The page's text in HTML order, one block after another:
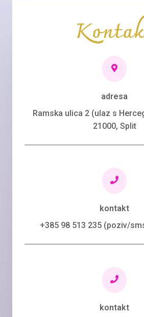
adresa
Ramska ulica 2 (ulaz s
21000, Split
kontakt
+385 98 513 235 (poziv/
kontakt